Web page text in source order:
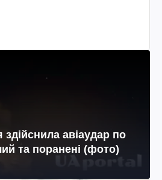
здійснила авіаудар по
та поранені (фото)